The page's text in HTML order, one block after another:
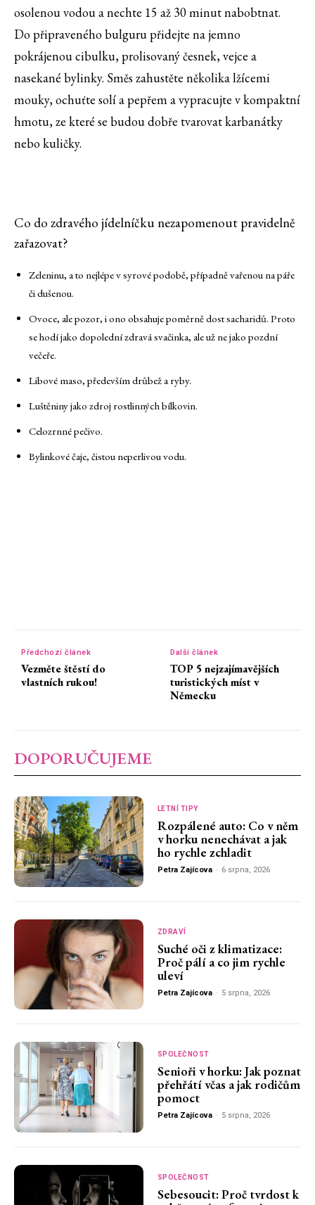
osolenou vodou a nechte 15 až 30 minut nabobtnat.
Do připraveného bulguru přidejte na jemno
pokrájenou cibulku, prolisovaný česnek, vejce a
nasekané bylinky. Směs zahustěte několika lžícemi
mouky, ochuťte solí a pepřem a vypracujte v kompaktní
hmotu, ze které se budou dobře tvarovat karbanátky
nebo kuličky.
Co do zdravého jídelníčku nezapomenout pravidelně
zařazovat?
Zeleninu, a to nejlépe v syrové podobě, případně vařenou na páře
či dušenou.
Ovoce, ale pozor, i ono obsahuje poměrně dost sacharidů. Proto
se hodí jako dopolední zdravá svačinka, ale už ne jako pozdní
večeře.
Libové maso, především drůbež a ryby.
Luštěniny jako zdroj rostlinných bílkovin.
Celozrnné pečivo.
Bylinkové čaje, čistou neperlivou vodu.
Předchozí článek
Vezměte štěstí do
vlastních rukou!
Další článek
TOP 5 nejzajímavějších
turistických míst v
Německu
DOPORUČUJEME
LETNÍ TIPY
Rozpálené auto: Co v něm
v horku nenechávat a jak
ho rychle zchladit
Petra Zajícova - 6 srpna, 2026
ZDRAVÍ
Suché oči z klimatizace:
Proč pálí a co jim rychle
uleví
Petra Zajícova - 5 srpna, 2026
SPOLEČNOST
Senioři v horku: Jak poznat
přehřátí včas a jak rodičům
pomoct
Petra Zajícova - 5 srpna, 2026
SPOLEČNOST
Sebesoucit: Proč tvrdost k